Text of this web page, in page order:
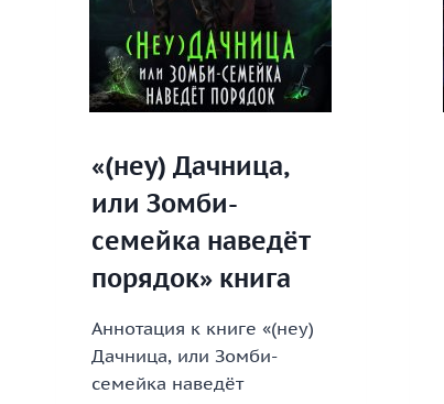
«(неу) Дачница,
или Зомби-
семейка наведёт
порядок» книга
Аннотация к книге «(неу)
Дачница, или Зомби-
семейка наведёт